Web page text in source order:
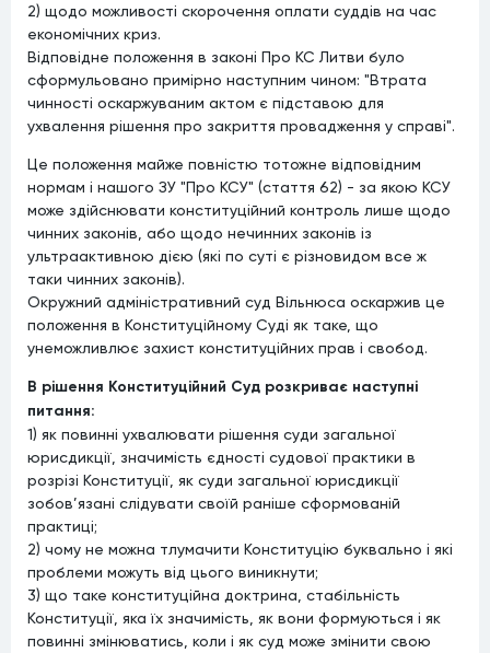
2) щодо можливості скорочення оплати суддів на час
економічних криз.
Відповідне положення в законі Про КС Литви було
сформульовано примірно наступним чином: "Втрата
чинності оскаржуваним актом є підставою для
ухвалення рішення про закриття провадження у справі".
Це положення майже повністю тотожне відповідним
нормам і нашого ЗУ "Про КСУ" (стаття 62) - за якою КСУ
може здійснювати конституційний контроль лише щодо
чинних законів, або щодо нечинних законів із
ультраактивною дією (які по суті є різновидом все ж
таки чинних законів).
Окружний адміністративний суд Вільнюса оскаржив це
положення в Конституційному Суді як таке, що
унеможливлює захист конституційних прав і свобод.
В рішення Конституційний Суд розкриває наступні
питання:
1) як повинні ухвалювати рішення суди загальної
юрисдикції, значимість єдності судової практики в
розрізі Конституції, як суди загальної юрисдикції
зобов’язані слідувати своїй раніше сформованій
практиці;
2) чому не можна тлумачити Конституцію буквально і які
проблеми можуть від цього виникнути;
3) що таке конституційна доктрина, стабільність
Конституції, яка їх значимість, як вони формуються і як
повинні змінюватись, коли і як суд може змінити свою